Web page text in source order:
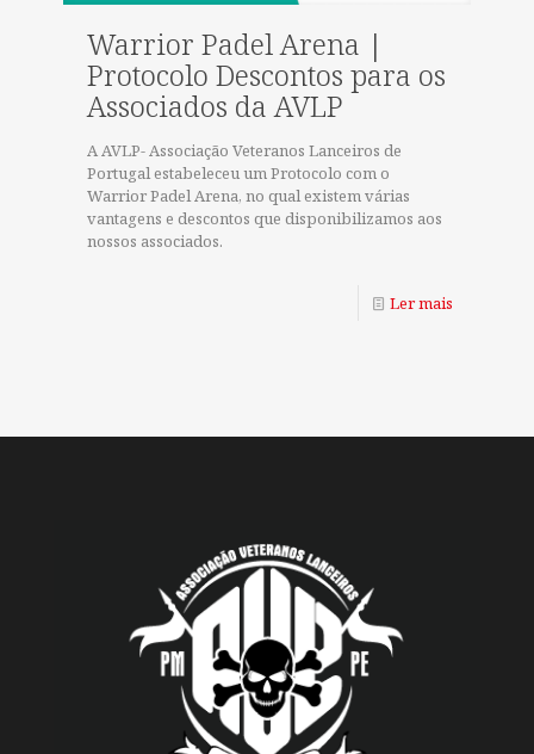
Warrior Padel Arena |
Protocolo Descontos para os
Associados da AVLP
A AVLP- Associação Veteranos Lanceiros de
Portugal estabeleceu um Protocolo com o
Warrior Padel Arena, no qual existem várias
vantagens e descontos que disponibilizamos aos
nossos associados.
Ler mais